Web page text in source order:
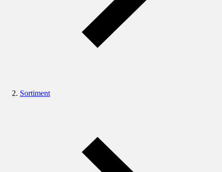
Sortiment